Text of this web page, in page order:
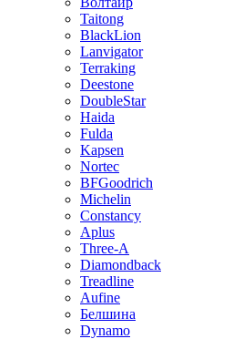
Taitong
BlackLion
Lanvigator
Terraking
Deestone
DoubleStar
Haida
Fulda
Kapsen
Nortec
BFGoodrich
Michelin
Constancy
Aplus
Three-A
Diamondback
Treadline
Aufine
Белшина
Dynamo